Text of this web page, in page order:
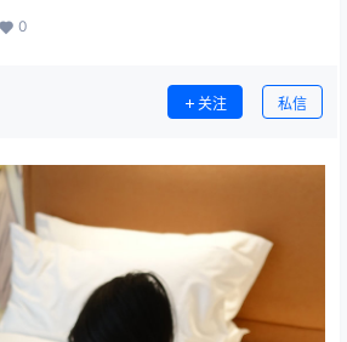
0
关注 私信